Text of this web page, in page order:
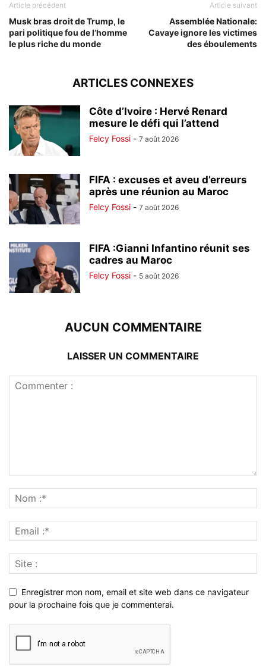
Article précédent
Musk bras droit de Trump, le
pari politique fou de l’homme
le plus riche du monde
Article suivant
Assemblée Nationale:
Cavaye ignore les victimes
des éboulements
ARTICLES CONNEXES
Côte d’Ivoire : Hervé Renard
mesure le défi qui l’attend
Felcy Fossi - 7 août 2026
FIFA : excuses et aveu d’erreurs
après une réunion au Maroc
Felcy Fossi - 7 août 2026
FIFA :Gianni Infantino réunit ses
cadres au Maroc
Felcy Fossi - 5 août 2026
AUCUN COMMENTAIRE
LAISSER UN COMMENTAIRE
Enregistrer mon nom, email et site web dans ce navigateur
pour la prochaine fois que je commenterai.